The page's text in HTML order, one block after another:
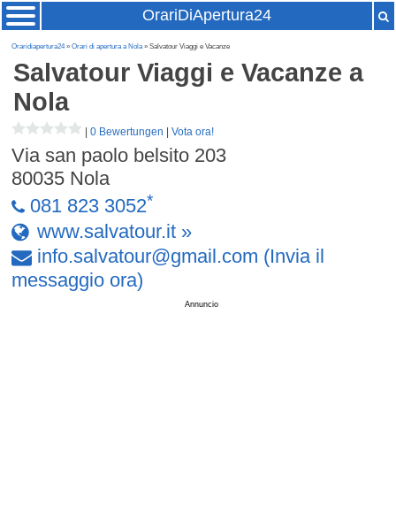
OrariDiApertura24
Oraridiapertura24»Orari di apertura a Nola» Salvatour Viaggi e Vacanze
Salvatour Viaggi e Vacanze a
Nola
|0 Bewertungen |Vota ora!
Via san paolo belsito 203
80035 Nola
081 823 3052*
www.salvatour.it »
info.salvatour@gmail .com (Invia il
messaggio ora)
Annuncio